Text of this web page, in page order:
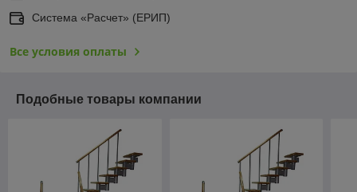
Система «Расчет» (ЕРИП)
Все условия оплаты
Подобные товары компании